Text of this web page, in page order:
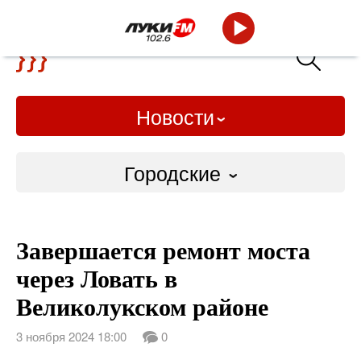
Новости
Городские
Слово Дело
Народные
ВТРК
Завершается ремонт моста
через Ловать в
Великолукском районе
3 ноября 2024 18:00 0